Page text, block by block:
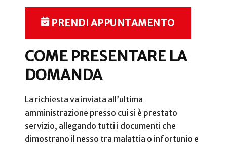
PRENDI APPUNTAMENTO
COME PRESENTARE LA
DOMANDA
La richiesta va inviata all’ultima
amministrazione presso cui si è prestato
servizio, allegando tutti i documenti che
dimostrano il nesso tra malattia o infortunio e